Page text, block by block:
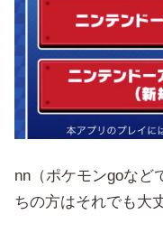
nn（ポケモンgoなど
ちの方はそれでも大